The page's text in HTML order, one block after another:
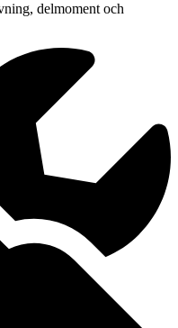
delmoment och